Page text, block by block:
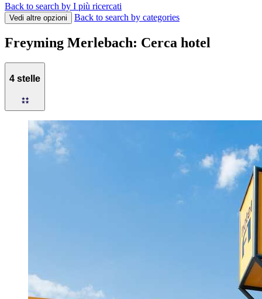
Back to search by I più ricercati
Vedi altre opzioni Back to search by categories
Freyming Merlebach: Cerca hotel
4 stelle